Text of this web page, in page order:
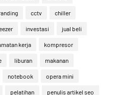
cctv chiller
investasi jual beli
kerja kompresor
liburan makanan
notebook opera mini
pelatihan penulis artikel seo